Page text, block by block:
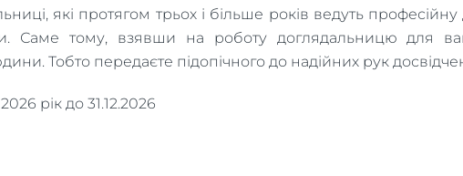
які протягом трьох і більше років ведуть
Саме тому, взявши на роботу доглядальницю для
Тобто передаєте підопічного до надійних рук
рік до 31.12.2026